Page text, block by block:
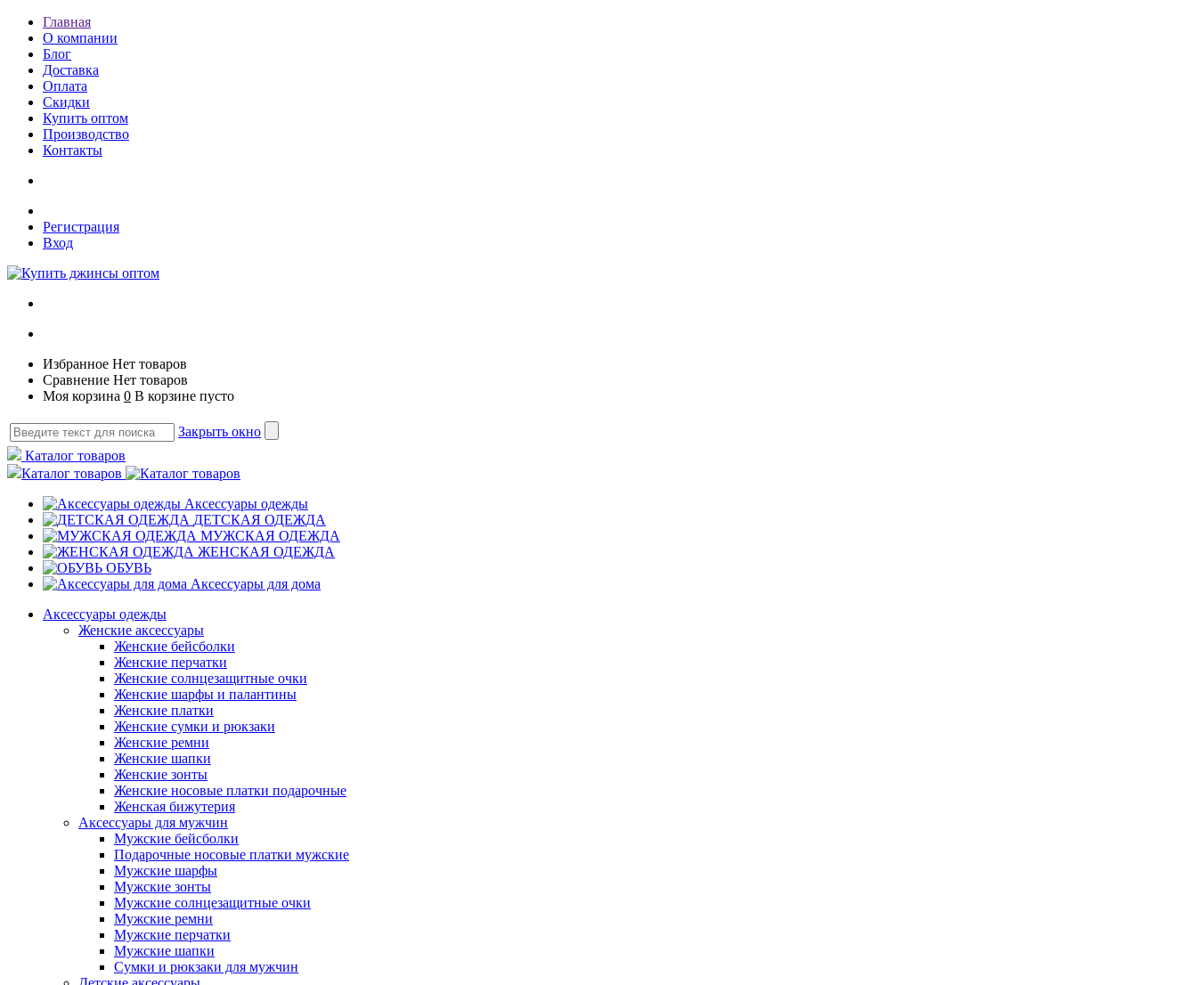
Главная
О компании
Блог
Доставка
Оплата
Скидки
Купить оптом
Производство
Контакты
Регистрация
Вход
Избранное Нет товаров
Сравнение Нет товаров
Моя корзина 0 В корзине пусто
Закрыть окно
Каталог товаров
Каталог товаров
Аксессуары одежды
ДЕТСКАЯ ОДЕЖДА
МУЖСКАЯ ОДЕЖДА
ЖЕНСКАЯ ОДЕЖДА
ОБУВЬ
Аксессуары для дома
Аксессуары одежды
Женские аксессуары
Женские бейсболки
Женские перчатки
Женские солнцезащитные очки
Женские шарфы и палантины
Женские платки
Женские сумки и рюкзаки
Женские ремни
Женские шапки
Женские зонты
Женские носовые платки подарочные
Женская бижутерия
Аксессуары для мужчин
Мужские бейсболки
Подарочные носовые платки мужские
Мужские шарфы
Мужские зонты
Мужские солнцезащитные очки
Мужские ремни
Мужские перчатки
Мужские шапки
Сумки и рюкзаки для мужчин